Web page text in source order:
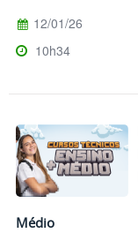
12/01/26
10h34
Médio